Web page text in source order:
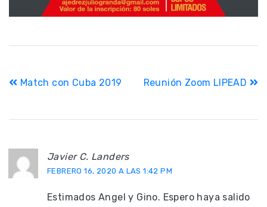
Navegación
entradas
Match con Cuba 2019 Reunión Zoom LIPEAD
Javier C. Landers
FEBRERO 16, 2020 A LAS 1:42 PM
Estimados Angel y Gino. Espero haya salido